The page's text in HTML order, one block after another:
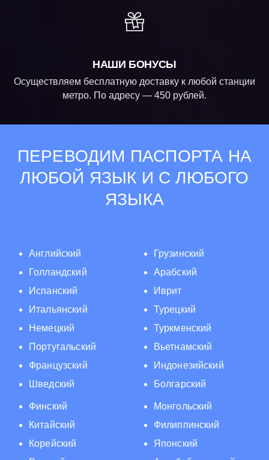
НАШИ БОНУСЫ
Осуществляем бесплатную доставку к любой станции
метро. По адресу — 450 рублей.
ПЕРЕВОДИМ ПАСПОРТА НА
ЛЮБОЙ ЯЗЫК И С ЛЮБОГО
ЯЗЫКА
Английский
Голландский
Испанский
Итальянский
Немецкий
Португальский
Французский
Шведский
Грузинский
Арабский
Иврит
Турецкий
Туркменский
Вьетнамский
Индонезийский
Болгарский
Финский
Китайский
Корейский
Монгольский
Филиппинский
Японский